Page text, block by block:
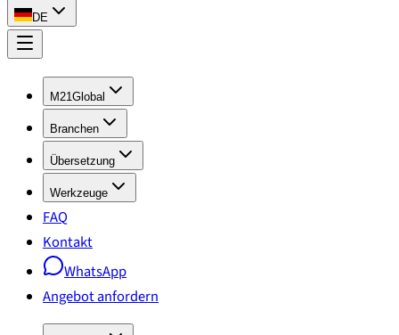
DE
M21Global
Branchen
Übersetzung
Werkzeuge
FAQ
Kontakt
WhatsApp
Angebot anfordern